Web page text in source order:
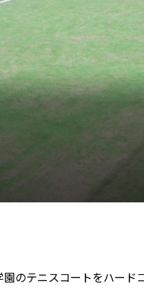
園のテニスコートをハード